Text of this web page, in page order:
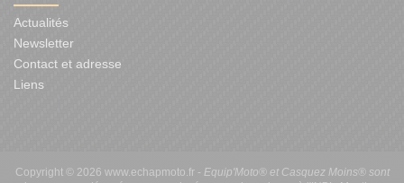
Actualités
Newsletter
Contact et adresse
Liens
Copyright © 2026 www.echapmoto.fr - Equip'Moto® et Casquez Moins® sont